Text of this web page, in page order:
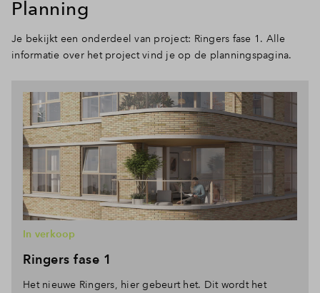
Planning
Je bekijkt een onderdeel van project: Ringers fase 1. Alle
informatie over het project vind je op de planningspagina.
Ringers fase 1
In verkoop
Het nieuwe Ringers, hier gebeurt het. Dit wordt het